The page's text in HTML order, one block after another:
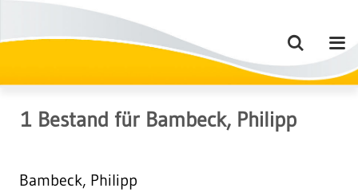
1 Bestand für Bambeck, Philipp
Bambeck, Philipp